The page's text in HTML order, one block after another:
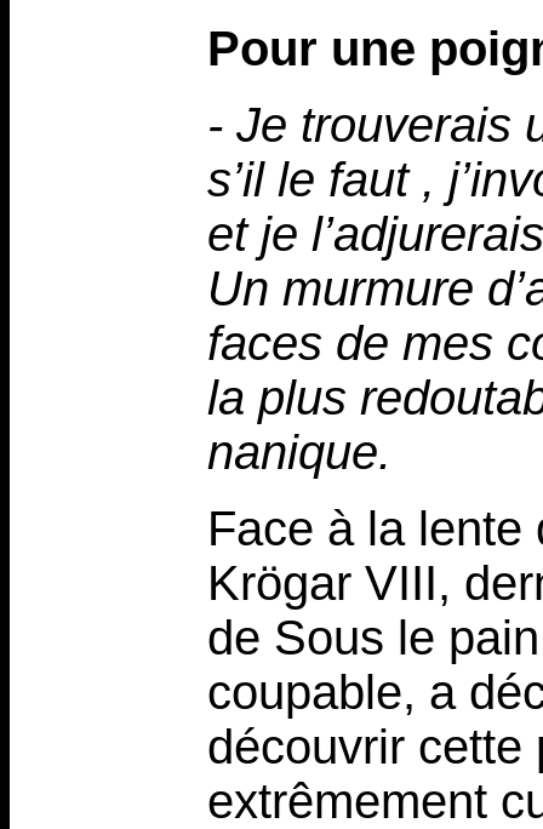
Pour une
- Je trouverais
s’il le faut ,
et je
Un murmure
faces de mes
la plus
nanique.
Face à la lente
Krögar VIII,
de Sous le
coupable, a
découvrir cette
extrêmement